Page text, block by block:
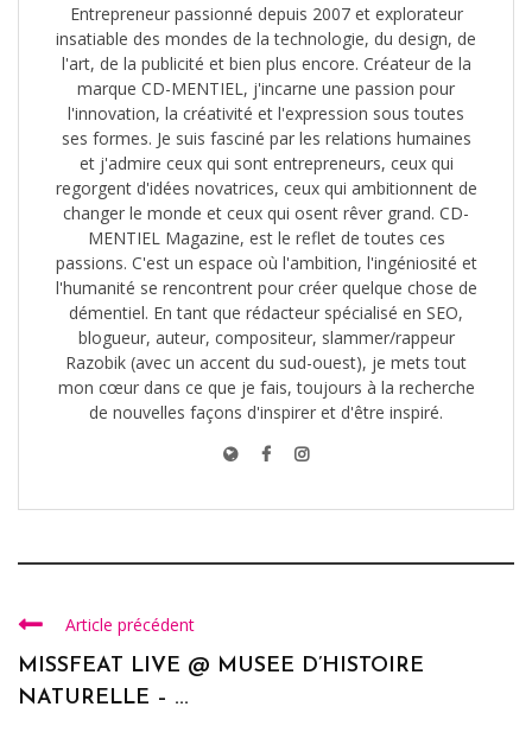
Entrepreneur passionné depuis 2007 et explorateur
insatiable des mondes de la technologie, du design, de
l'art, de la publicité et bien plus encore. Créateur de la
marque CD-MENTIEL, j'incarne une passion pour
l'innovation, la créativité et l'expression sous toutes
ses formes. Je suis fasciné par les relations humaines
et j'admire ceux qui sont entrepreneurs, ceux qui
regorgent d'idées novatrices, ceux qui ambitionnent de
changer le monde et ceux qui osent rêver grand. CD-
MENTIEL Magazine, est le reflet de toutes ces
passions. C'est un espace où l'ambition, l'ingéniosité et
l'humanité se rencontrent pour créer quelque chose de
démentiel. En tant que rédacteur spécialisé en SEO,
blogueur, auteur, compositeur, slammer/rappeur
Razobik (avec un accent du sud-ouest), je mets tout
mon cœur dans ce que je fais, toujours à la recherche
de nouvelles façons d'inspirer et d'être inspiré.
Article précédent
MISSFEAT LIVE @ MUSEE D’HISTOIRE
NATURELLE – ...